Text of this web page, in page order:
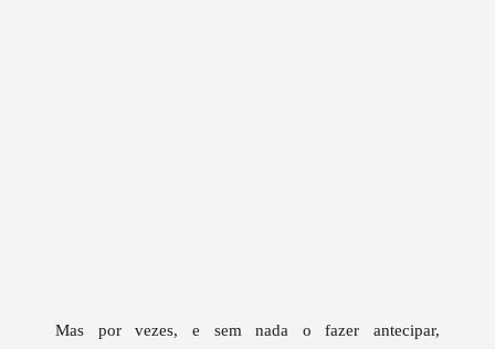
Mas por vezes, e sem nada o fazer antecipar,